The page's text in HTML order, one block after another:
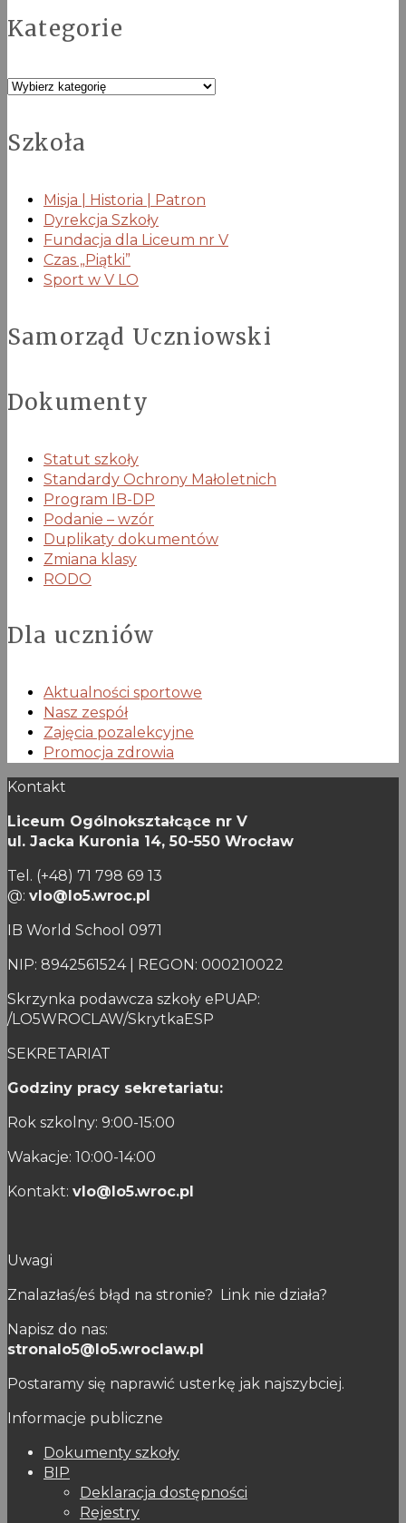
Kategorie
Kategorie
Szkoła
Misja | Historia | Patron
Dyrekcja Szkoły
Fundacja dla Liceum nr V
Czas „Piątki”
Sport w V LO
Samorząd Uczniowski
Dokumenty
Statut szkoły
Standardy Ochrony Małoletnich
Program IB-DP
Podanie – wzór
Duplikaty dokumentów
Zmiana klasy
RODO
Dla uczniów
Aktualności sportowe
Nasz zespół
Zajęcia pozalekcyjne
Promocja zdrowia
Kontakt
Liceum Ogólnokształcące nr V
ul. Jacka Kuronia 14, 50-550 Wrocław
Tel. (+48) 71 798 69 13
@: vlo@lo5.wroc.pl
IB World School 0971
NIP: 8942561524 | REGON: 000210022
Skrzynka podawcza szkoły ePUAP:
/LO5WROCLAW/SkrytkaESP
SEKRETARIAT
Godziny pracy sekretariatu:
Rok szkolny: 9:00-15:00
Wakacje: 10:00-14:00
Kontakt: vlo@lo5.wroc.pl
Uwagi
Znalazłaś/eś błąd na stronie? Link nie działa?
Napisz do nas:
stronalo5@lo5.wroclaw.pl
Postaramy się naprawić usterkę jak najszybciej.
Informacje publiczne
Dokumenty szkoły
BIP
Deklaracja dostępności
Rejestry